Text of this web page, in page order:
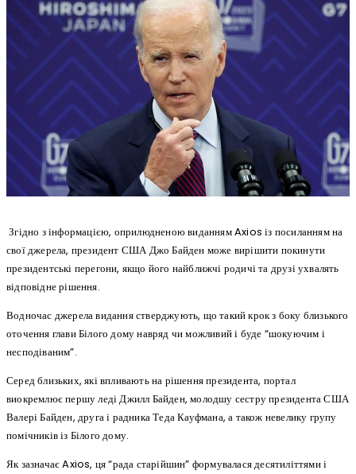
Згідно з інформацією, оприлюдненою виданням Axios із посиланням на
свої джерела, президент США Джо Байден може вирішити покинути
президентські перегони, якщо його найближчі родичі та друзі ухвалять
відповідне рішення.
Водночас джерела видання стверджують, що такий крок з боку близького
оточення глави Білого дому навряд чи можливий і буде “шокуючим і
несподіваним”.
Серед близьких, які впливають на рішення президента, портал
виокремлює першу леді Джилл Байден, молодшу сестру президента США
Валері Байден, друга і радника Теда Кауфмана, а також невелику групу
помічників із Білого дому.
Як зазначає Axios, ця “рада старійшин” формувалася десятиліттями і